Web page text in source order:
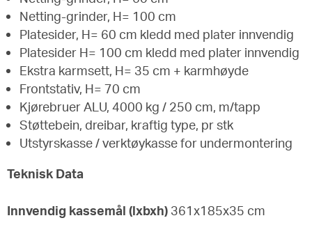
Netting-grinder, H= 100 cm
Platesider, H= 60 cm kledd med plater innvendig
Platesider H= 100 cm kledd med plater innvendig
Ekstra karmsett, H= 35 cm + karmhøyde
Frontstativ, H= 70 cm
Kjørebruer ALU, 4000 kg / 250 cm, m/tapp
Støttebein, dreibar, kraftig type, pr stk
Utstyrskasse / verktøykasse for undermontering
Teknisk Data
Innvendig kassemål (lxbxh) 361x185x35 cm